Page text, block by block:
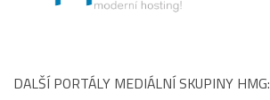
DALŠÍ PORTÁLY MEDIÁLNÍ SKUPINY HMG: